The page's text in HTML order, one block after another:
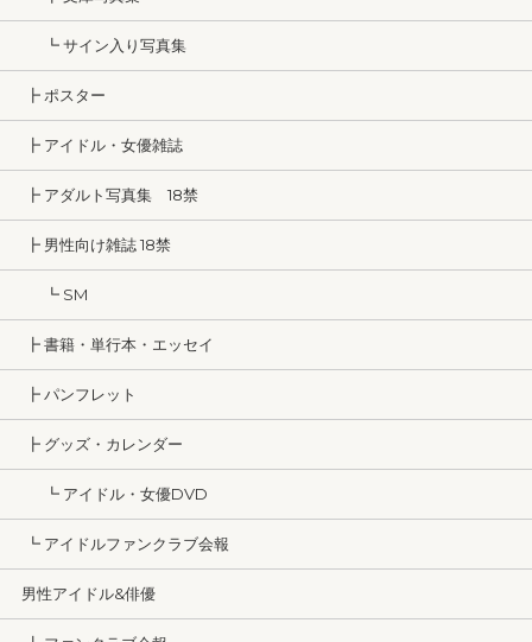
┗ サイン入り写真集
┣ ポスター
┣ アイドル・女優雑誌
┣ アダルト写真集 18禁
┣ 男性向け雑誌 18禁
┗ SM
┣ 書籍・単行本・エッセイ
┣ パンフレット
┣ グッズ・カレンダー
┗ アイドル・女優DVD
┗ アイドルファンクラブ会報
男性アイドル&俳優